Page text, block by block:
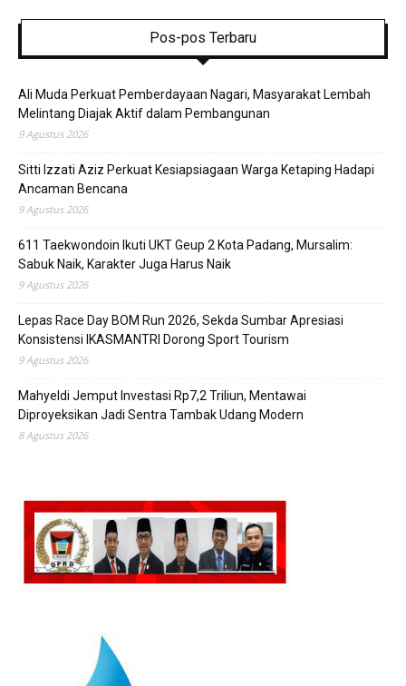
Pos-pos Terbaru
Ali Muda Perkuat Pemberdayaan Nagari, Masyarakat Lembah
Melintang Diajak Aktif dalam Pembangunan
9 Agustus 2026
Sitti Izzati Aziz Perkuat Kesiapsiagaan Warga Ketaping Hadapi
Ancaman Bencana
9 Agustus 2026
611 Taekwondoin Ikuti UKT Geup 2 Kota Padang, Mursalim:
Sabuk Naik, Karakter Juga Harus Naik
9 Agustus 2026
Lepas Race Day BOM Run 2026, Sekda Sumbar Apresiasi
Konsistensi IKASMANTRI Dorong Sport Tourism
9 Agustus 2026
Mahyeldi Jemput Investasi Rp7,2 Triliun, Mentawai
Diproyeksikan Jadi Sentra Tambak Udang Modern
8 Agustus 2026